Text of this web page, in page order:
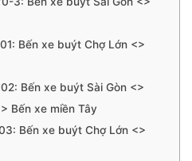
Bến xe buýt Chợ Lớn <>
Bến xe buýt Sài Gòn <>
Bến xe miền Tây
Bến xe buýt Chợ Lớn <>